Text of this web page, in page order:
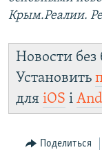
Крым.Реалии.
Новости
Установить
для iOS і
Поделиться